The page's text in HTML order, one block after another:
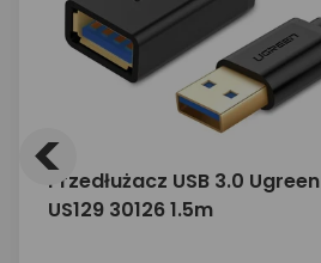
Przedłużacz USB 3.0 Ugreen
US129 30126 1.5m
<